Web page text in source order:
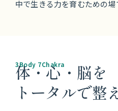
イルチブレインヨガは、体
く、心や脳まで含めて、全